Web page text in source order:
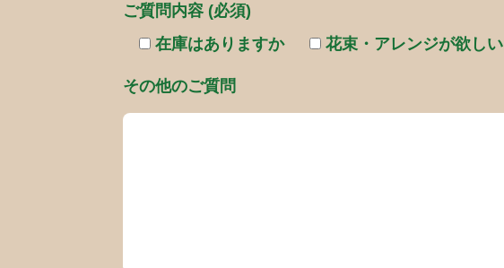
ご質問内容 (必須)
在庫はありますか
花束・アレンジが欲しい
その他のご質問